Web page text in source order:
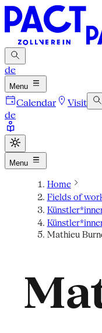
de
Menu
Calendar Visit
de
Menu
Home
Fields of
Mathieu